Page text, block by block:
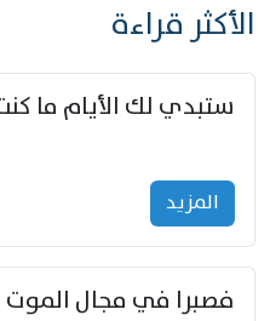
الأكثر قراءة
المزید